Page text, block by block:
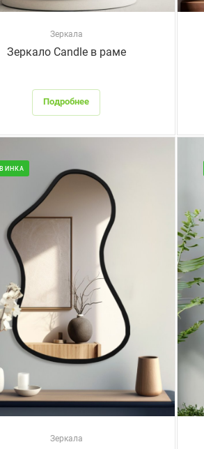
Зеркала
Зеркало Candle в раме
Подробнее
Зеркала